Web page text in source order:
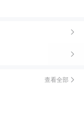
查看全部